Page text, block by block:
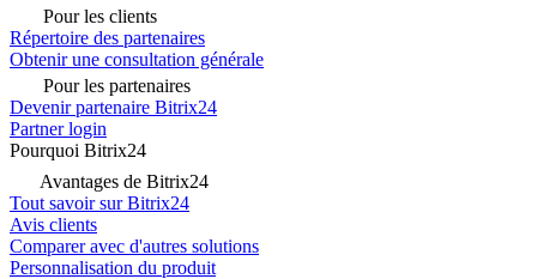
Pour les clients
Répertoire des partenaires
Obtenir une consultation générale
Pour les partenaires
Devenir partenaire Bitrix24
Partner login
Pourquoi Bitrix24
Avantages de Bitrix24
Tout savoir sur Bitrix24
Avis clients
Comparer avec d'autres solutions
Personnalisation du produit